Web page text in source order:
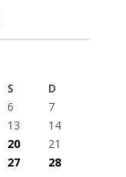
S
D
6
7
13
14
20
21
27
28